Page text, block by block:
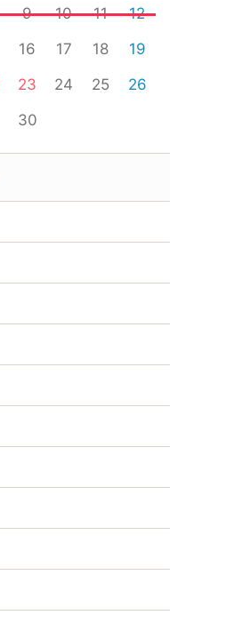
9 10 11
12
16 17 18
19
23 24 25
26
30